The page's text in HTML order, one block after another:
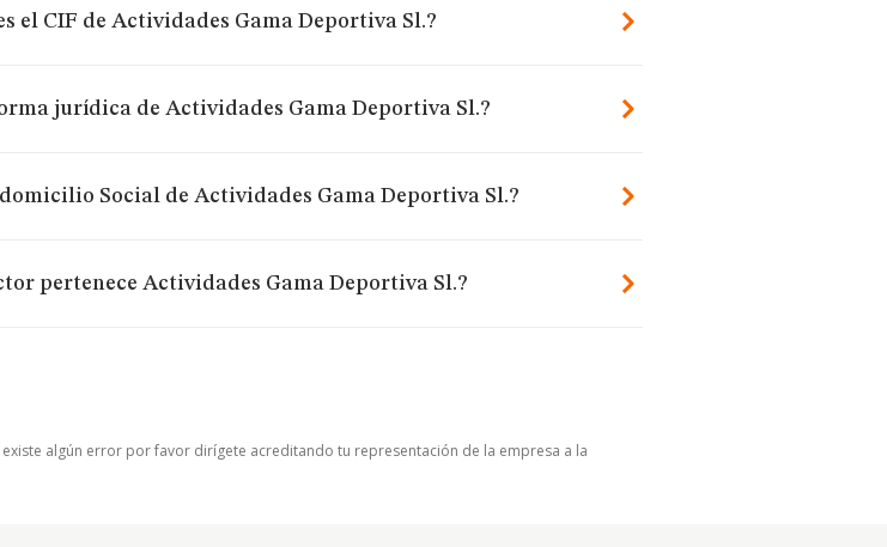
el CIF de Actividades Gama Deportiva Sl.?
jurídica de Actividades Gama Deportiva Sl.?
Social de Actividades Gama Deportiva Sl.?
pertenece Actividades Gama Deportiva Sl.?
existe algún error por favor dirígete acreditando tu representación de la empresa a la